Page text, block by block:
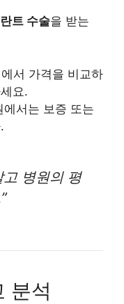
트 수술을 받는
서 가격을 비교하
요.
서는 보증 또는
병원의 평
분석